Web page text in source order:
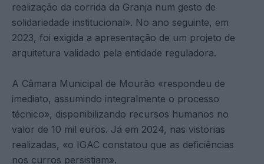
realização da corrida da Granja num gesto de
solidariedade institucional». No ano seguinte, em
2023, foi exigida a apresentação de um projeto de
arquitetura validado pela entidade reguladora.
A Câmara Municipal de Mourão «respondeu de
imediato, assumindo integralmente o processo
técnico», disponibilizando recursos humanos no
valor de 10 mil euros. Já em 2024, nas vistorias
realizadas, «o IGAC constatou que as deficiências
nos curros persistiam».